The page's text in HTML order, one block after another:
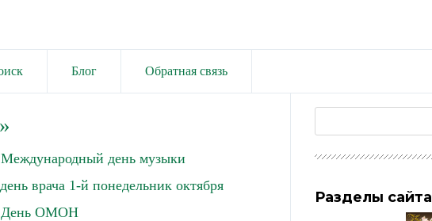
Блог Обратная связь
Международный день музыки
врача 1-й понедельник октября
День ОМОН
Разделы сайта